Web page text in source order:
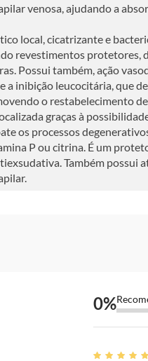
venosa, ajudando a
local, cicatrizante e
revestimentos protetores,
Possui também, ação
inibição leucocitária, que
o restabelecimento
graças à
os processos
P ou citrina. É um
Também
0%